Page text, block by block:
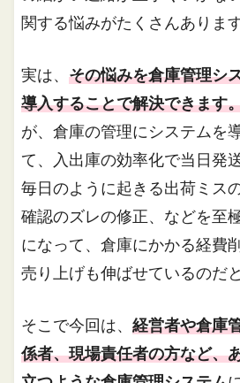
関する悩みがたくさんあります
実は、その悩みを倉庫管理シ
導入することで解決できます
が、倉庫の管理にシステムを
て、入出庫の効率化で当日発
毎日のように起きる出荷ミス
確認のズレの修正、などを至
になって、倉庫にかかる経費
売り上げも伸ばせているのだと
そこで今回は、経営者や倉庫
係者、現場責任者の方など、